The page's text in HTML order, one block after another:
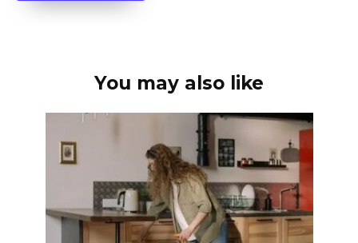
You may also like